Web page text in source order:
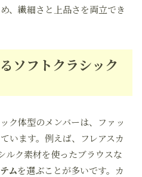
、繊細さと上品さを両立でき
ソフトクラシック
ク体型のメンバーは、ファッ
います。例えば、フレアスカ
ルク素材を使ったブラウスな
ムを選ぶことが多いです。カ